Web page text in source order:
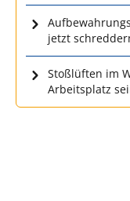
jetzt
Stoßlüften im
Arbeitsplatz